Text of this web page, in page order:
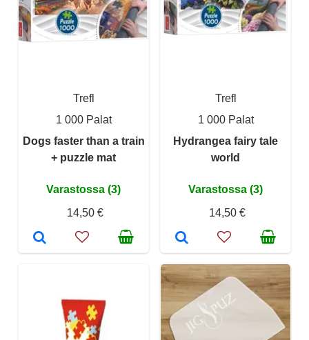
Trefl
1 000 Palat
Dogs faster than a train
+ puzzle mat
Varastossa (3)
14,50 €
Trefl
1 000 Palat
Hydrangea fairy tale
world
Varastossa (3)
14,50 €